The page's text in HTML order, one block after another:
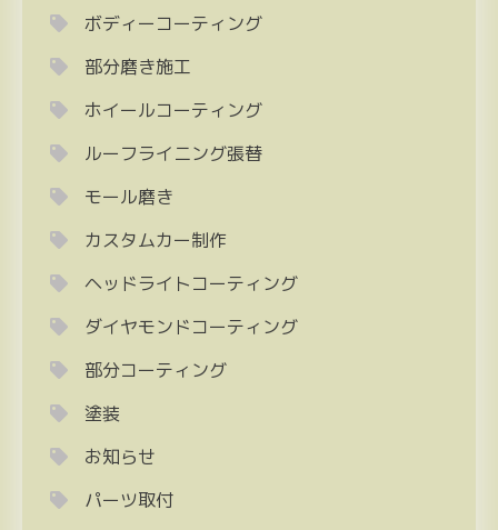
ボディーコーティング
部分磨き施工
ホイールコーティング
ルーフライニング張替
モール磨き
カスタムカー制作
ヘッドライトコーティング
ダイヤモンドコーティング
部分コーティング
塗装
お知らせ
パーツ取付